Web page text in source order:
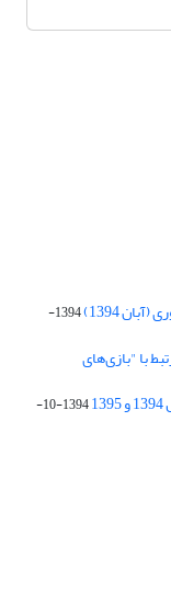
1394)
1394-
مرتبط با "بازی‌های
1394-10-